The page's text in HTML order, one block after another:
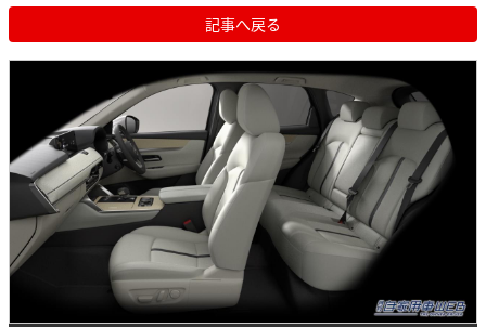
記事へ戻る